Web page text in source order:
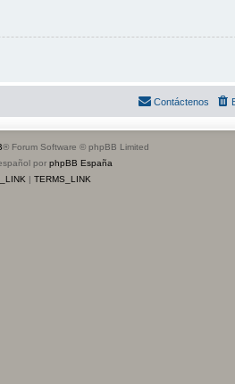
Contáctenos
® Forum Software © phpBB Limited
por phpBB España
| TERMS_LINK